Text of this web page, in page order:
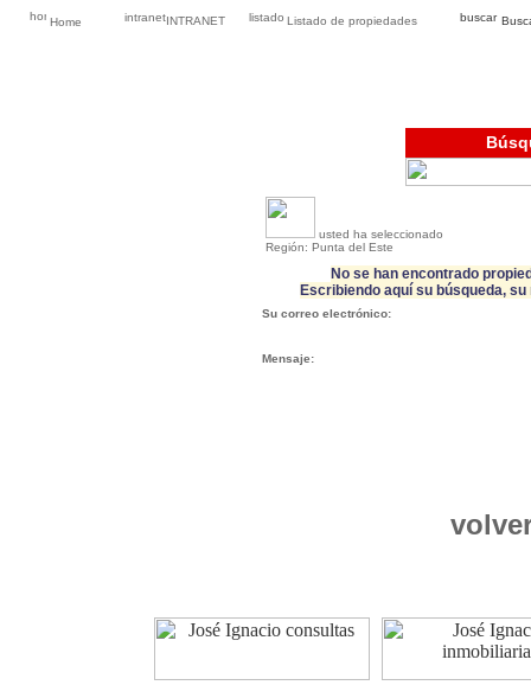
Home INTRANET Listado de propiedades
usted ha seleccionado
Región: Punta del Este
No se han encontrado
Escribiendo aquí su búsqueda,
Su correo electrónico:
Mensaje: